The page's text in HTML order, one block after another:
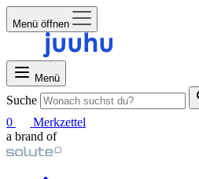
Menü öffnen
Menü
Suche
0
Merkzettel
a brand of